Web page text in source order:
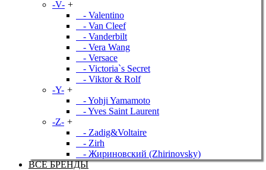
-V- +
- Valentino
- Van Cleef
- Vanderbilt
- Vera Wang
- Versace
- Victoria`s Secret
- Viktor & Rolf
-Y- +
- Yohji Yamamoto
- Yves Saint Laurent
-Z- +
- Zadig&Voltaire
- Zirh
- Жириновский (Zhirinovsky)
ВСЕ БРЕНДЫ